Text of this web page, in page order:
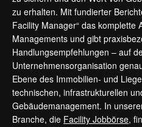
zu erhalten. Mit fundierter
Facility Manager“ das komplette
Managements und gibt
Handlungsempfehlungen – auf
Unternehmensorganisation
Ebene des Immobilien- und
technischen, infrastrukturellen
Gebäudemanagement. In
Branche, die Facility Jobbörse,